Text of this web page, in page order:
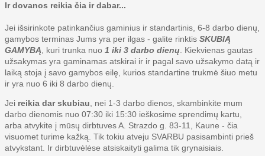
Ir dovanos reikia čia ir dabar...
Jei išsirinkote patinkančius gaminius ir standartinis, 6-8 darbo dienų,
gamybos terminas Jums yra per ilgas - galite rinktis SKUBIĄ
GAMYBĄ , kuri trunka nuo 1 iki 3 darbo dienų . Kiekvienas gautas
užsakymas yra gaminamas atskirai ir ir pagal savo užsakymo datą ir
laiką stoja į savo gamybos eilę, kurios standartine trukmė šiuo metu
ir yra nuo 6 iki 8 darbo dienų.
Jei reikia dar skubiau , nei 1-3 darbo dienos, skambinkite mum
darbo dienomis nuo 07:30 iki 15:30 ieškosime sprendimų kartu,
arba atvykite į mūsų dirbtuves A. Strazdo g. 83-11, Kaune - čia
visuomet turime kažką. Tik tokiu atveju SVARBU pasisambinti prieš
atvykstant. Ir dirbtuvėlėse atsiskaityti galima tik grynaisiais.